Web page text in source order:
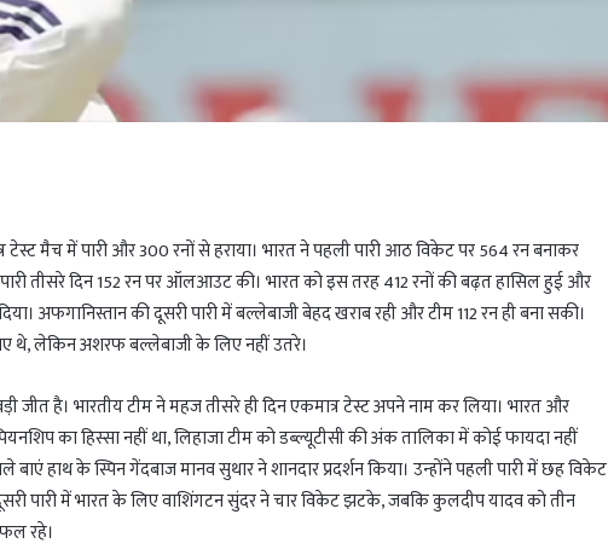
टेस्ट मैच में पारी और 300 रनों से हराया। भारत ने पहली पारी आठ विकेट पर 564 रन बनाकर
तीसरे दिन 152 रन पर ऑलआउट की। भारत को इस तरह 412 रनों की बढ़त हासिल हुई और
अफगानिस्तान की दूसरी पारी में बल्लेबाजी बेहद खराब रही और टीम 112 रन ही बना सकी।
थे, लेकिन अशरफ बल्लेबाजी के लिए नहीं उतरे।
जीत है। भारतीय टीम ने महज तीसरे ही दिन एकमात्र टेस्ट अपने नाम कर लिया। भारत और
का हिस्सा नहीं था, लिहाजा टीम को डब्ल्यूटीसी की अंक तालिका में कोई फायदा नहीं
हाथ के स्पिन गेंदबाज मानव सुथार ने शानदार प्रदर्शन किया। उन्होंने पहली पारी में छह विकेट
पारी में भारत के लिए वाशिंगटन सुंदर ने चार विकेट झटके, जबकि कुलदीप यादव को तीन
रहे।